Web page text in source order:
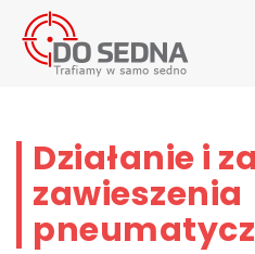
Działanie i
zawieszenia